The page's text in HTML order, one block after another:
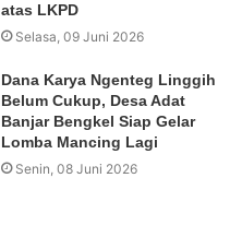
atas LKPD
Selasa, 09 Juni 2026
Dana Karya Ngenteg Linggih
Belum Cukup, Desa Adat
Banjar Bengkel Siap Gelar
Lomba Mancing Lagi
Senin, 08 Juni 2026